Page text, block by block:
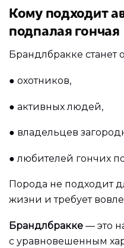
Кому подходит
подпалая гончая
Брандлбракке
● охотников,
● активных людей,
● владельцев
●любителей гончих
Порода не подходит
жизни и требует
Брандлбракке — это
с уравновешенным